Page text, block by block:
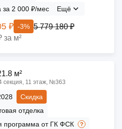
за 2 000 ₽/мес
Ещё
₽ -3% 5 779 180 ₽
за м²
м²
секция, 11 этаж, №363
Скидка
отделка
программа от ГК ФСК